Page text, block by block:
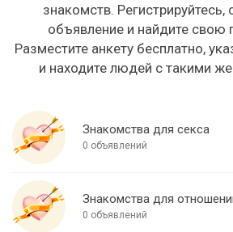
знакомств. Регистрируйтесь,
объявление и найдите свою
Разместите анкету бесплатно,
и находите людей с такими
Знакомства для секса
0 объявлений
Знакомства для
0 объявлений